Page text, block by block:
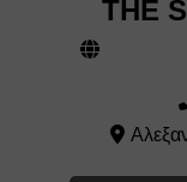
THE